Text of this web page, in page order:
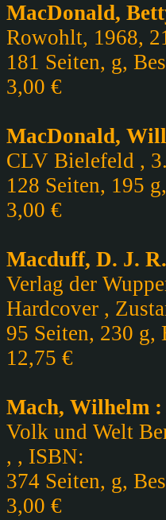
MacDonald,
Rowohlt, 1968,
181 Seiten, g,
3,00 €
MacDonald,
CLV Bielefeld ,
128 Seiten, 195
3,00 €
Macduff, D. J.
Verlag der
Hardcover ,
95 Seiten, 230 g,
12,75 €
Mach, Wilhelm :
Volk und Welt
, , ISBN:
374 Seiten, g,
3,00 €